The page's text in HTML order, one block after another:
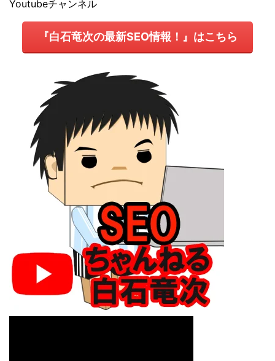
Youtubeチャンネル
『白石竜次の最新SEO情報！』はこちら